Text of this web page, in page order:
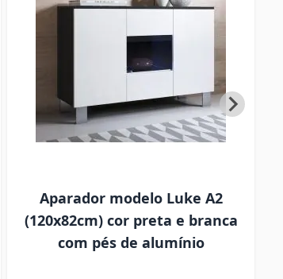
Aparador modelo Luke A2
(120x82cm) cor preta e branca
com pés de alumínio